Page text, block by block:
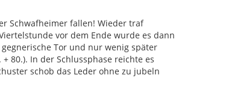
Schwafheimer fallen! Wieder traf
vor dem Ende wurde es dann
Tor und nur wenig später
80.). In der Schlussphase reichte es
schob das Leder ohne zu jubeln